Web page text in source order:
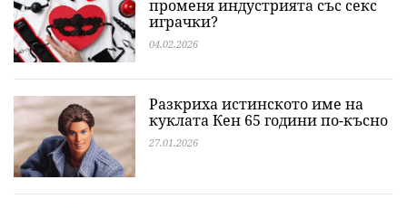
променя индустрията със секс
играчки?
04.02.2026
Разкриха истинското име на
куклата Кен 65 години по-късно
27.01.2026